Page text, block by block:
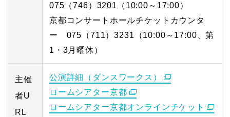
075（746）3201（10:00～17:00）
京都コンサートホールチケットカウンタ
ー 075（711）3231（10:00～17:00、第
1・3月曜休）
主催
者U
RL
公演詳細（ダンスワークス）
ロームシアター京都
ロームシアター京都オンラインチケット